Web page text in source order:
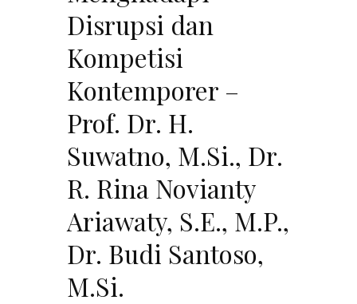
Disrupsi dan
Kompetisi
Kontemporer –
Prof. Dr. H.
Suwatno, M.Si., Dr.
R. Rina Novianty
Ariawaty, S.E., M.P.,
Dr. Budi Santoso,
M.Si.